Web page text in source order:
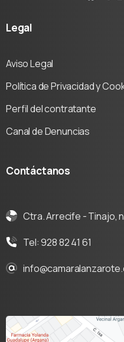
Legal
Aviso Legal
Política de Privacidad y
Perfil del contratante
Canal de Denuncias
Contáctanos
Ctra. Arrecife - Tinajo,
Tel: 928 82 41 61